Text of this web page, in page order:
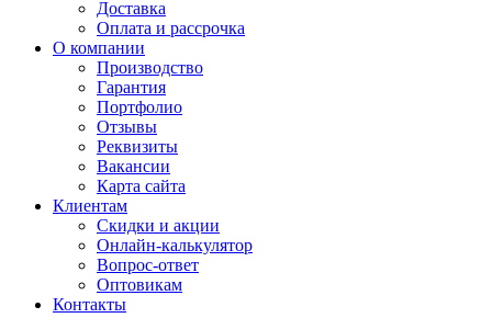
Доставка
Оплата и рассрочка
О компании
Производство
Гарантия
Портфолио
Отзывы
Реквизиты
Вакансии
Карта сайта
Клиентам
Скидки и акции
Онлайн-калькулятор
Вопрос-ответ
Оптовикам
Контакты